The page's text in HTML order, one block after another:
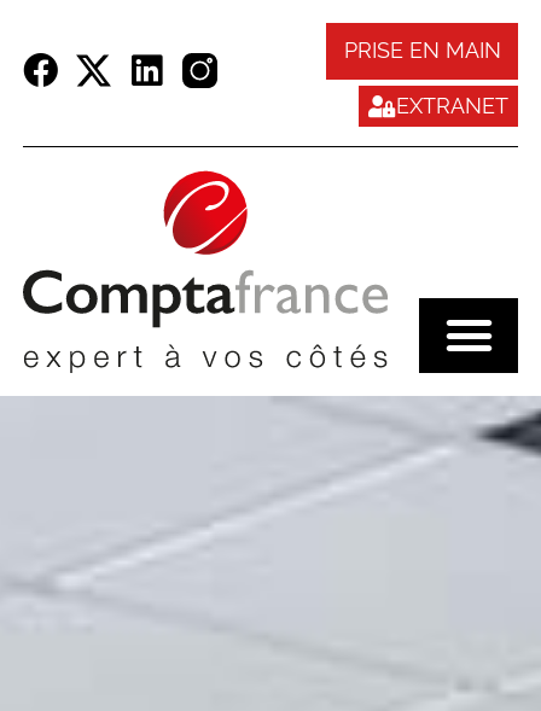
PRISE EN MAIN
EXTRANET